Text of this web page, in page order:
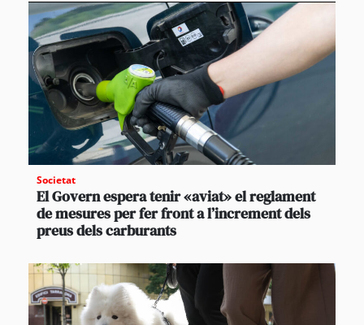
Societat
El Govern espera tenir «aviat» el reglament
de mesures per fer front a l’increment dels
preus dels carburants